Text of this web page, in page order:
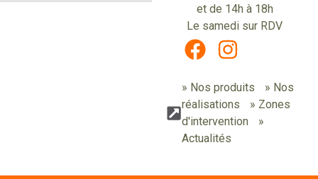
et de 14h à 18h
Le samedi sur RDV
» Nos produits
» Nos
réalisations
» Zones
d'intervention
»
Actualités